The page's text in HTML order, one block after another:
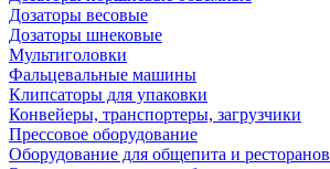
Дозаторы весовые
Дозаторы шнековые
Мультиголовки
Фальцевальные машины
Клипсаторы для упаковки
Конвейеры, транспортеры, загрузчики
Прессовое оборудование
Оборудование для общепита и ресторанов